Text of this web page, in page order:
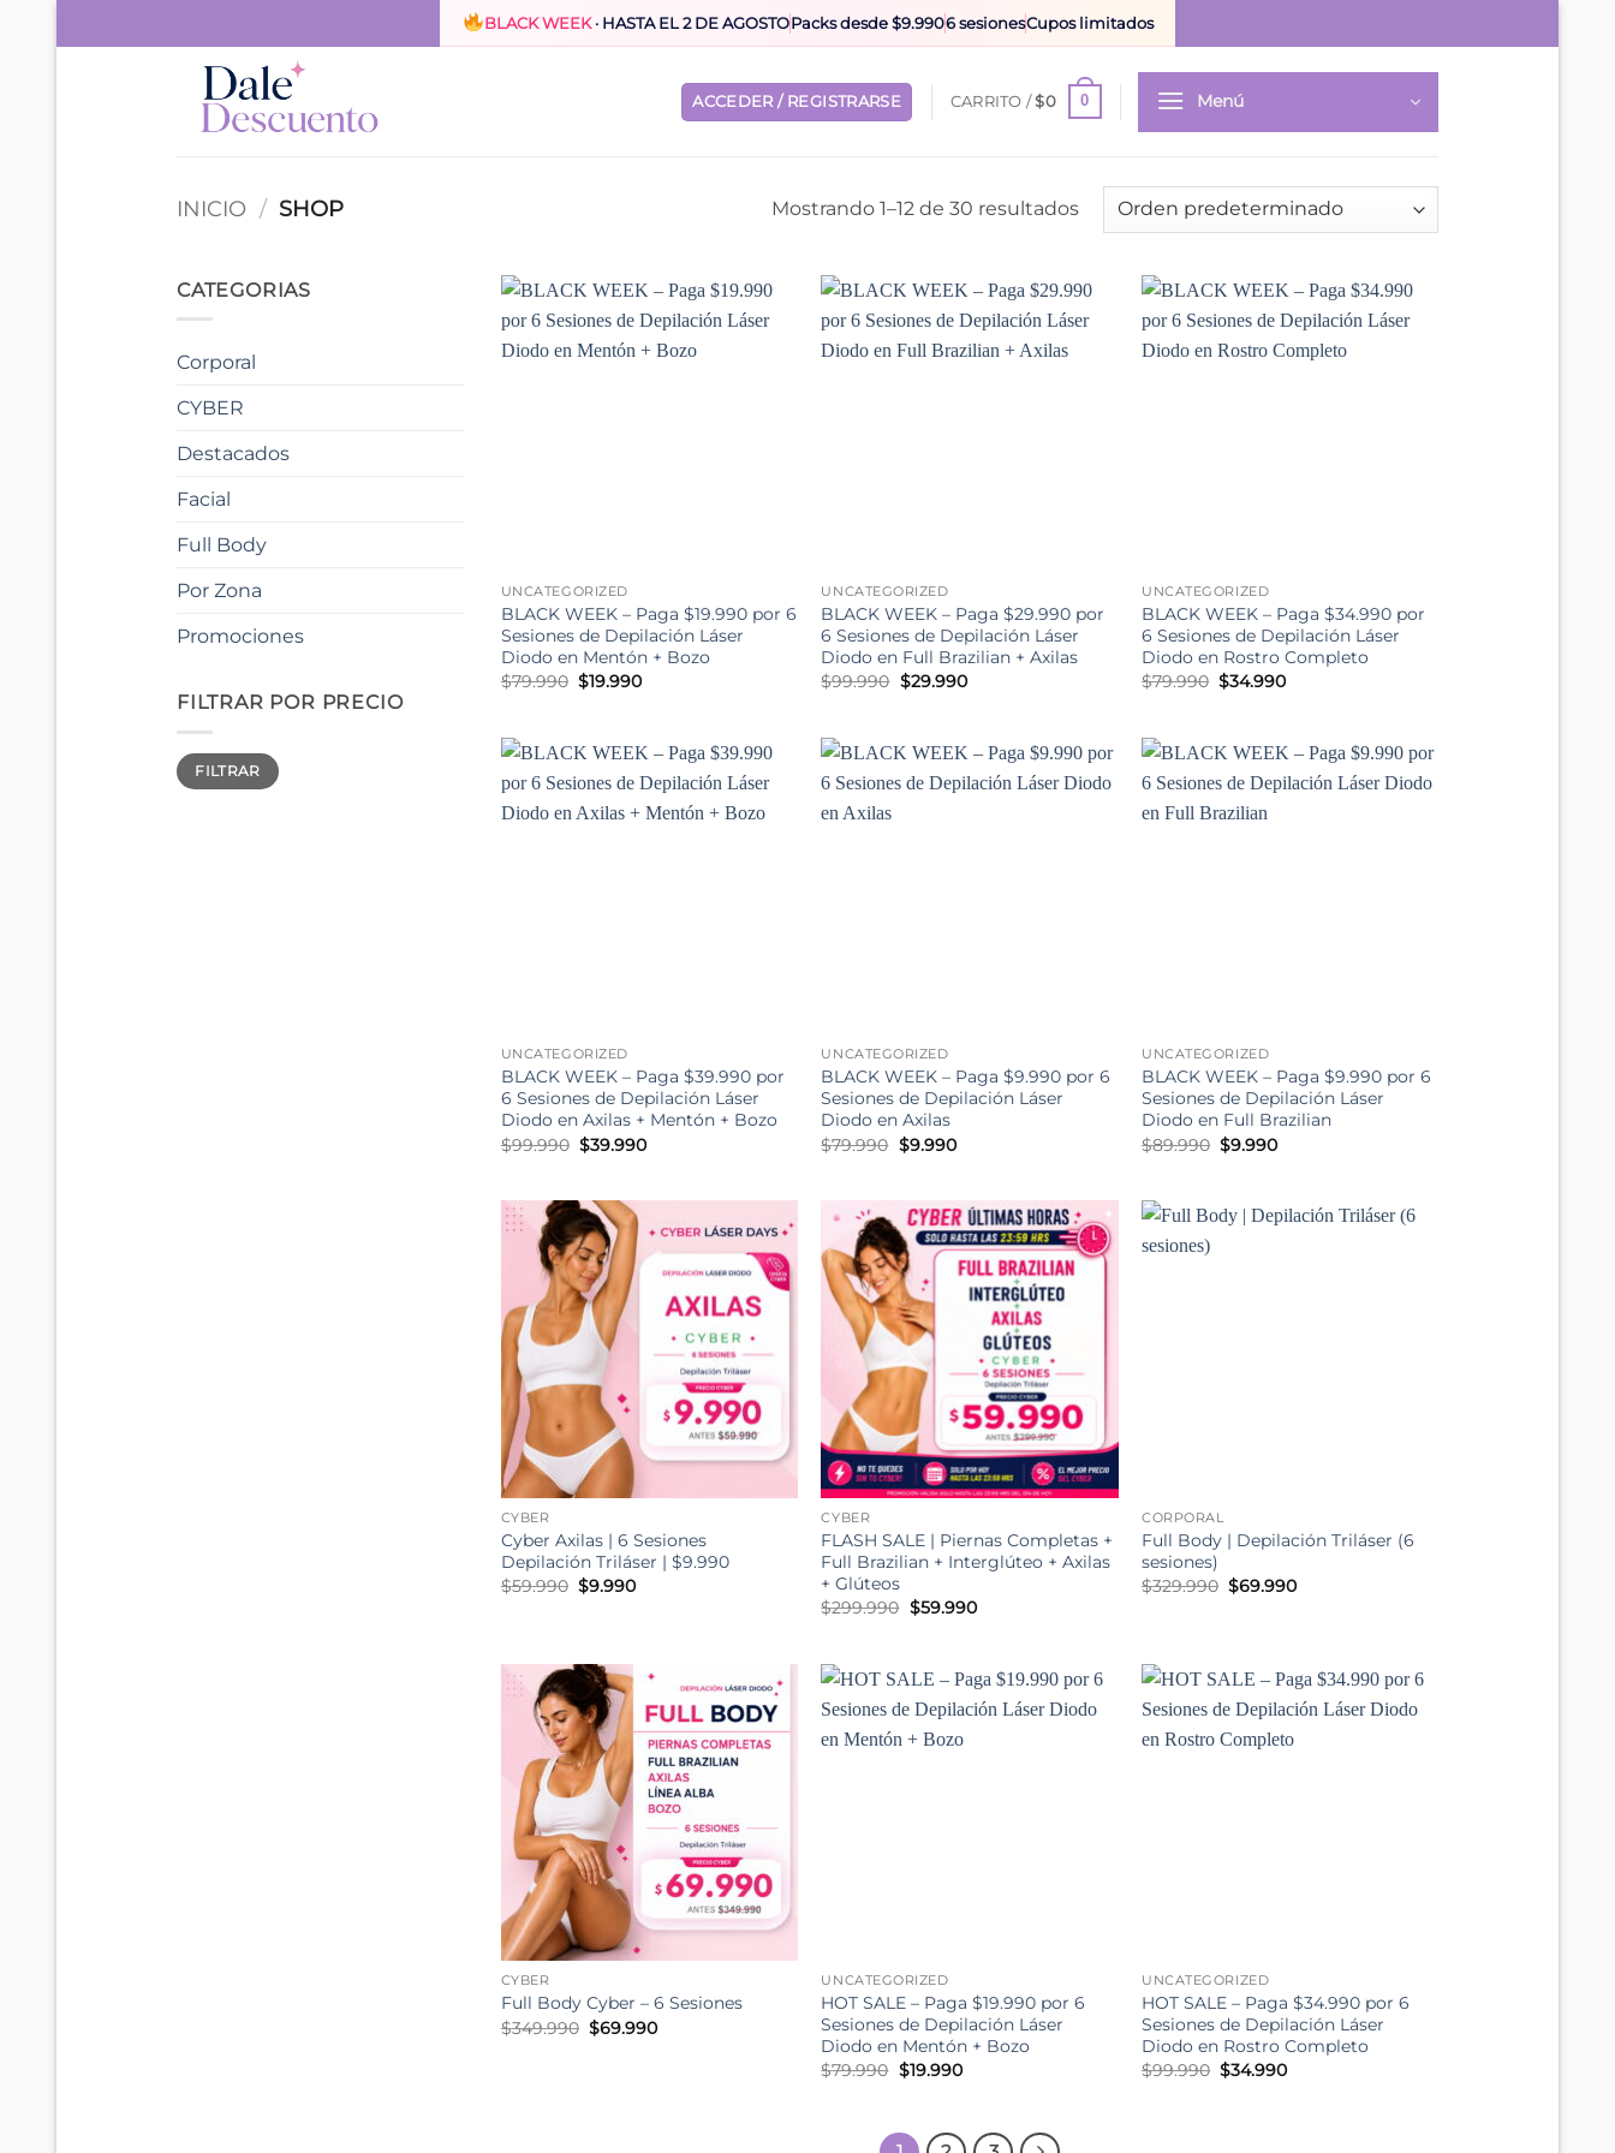
to
BLACK WEEK· HASTA EL 2 DE AGOSTOPacks desde $9.9906 sesionesCupos limitados
ACCEDER / REGISTRARSE CARRITO /$0 0 Menú
INICIO / SHOP Mostrando 1–12 de 30 resultados
CATEGORIAS
Corporal
CYBER
Destacados
Facial
Full Body
Por Zona
Promociones
FILTRAR POR PRECIO
Precio
mínimo
Precio
máximo
FILTRAR
UNCATEGORIZED
BLACK WEEK – Paga $19.990 por 6
Sesiones de Depilación Láser
Diodo en Mentón + Bozo
$79.990 El
$79.990.
$19.990El
$19.990.
UNCATEGORIZED
BLACK WEEK – Paga $29.990 por
6 Sesiones de Depilación Láser
Diodo en Full Brazilian + Axilas
$99.990 El
$99.990.
$29.990El
$29.990.
UNCATEGORIZED
BLACK WEEK – Paga $34.990 por
6 Sesiones de Depilación Láser
Diodo en Rostro Completo
$79.990 El
$79.990.
$34.990El
$34.990.
UNCATEGORIZED
BLACK WEEK – Paga $39.990 por
6 Sesiones de Depilación Láser
Diodo en Axilas + Mentón + Bozo
$99.990 El
precio
$99.990.
$39.990El
UNCATEGORIZED
BLACK WEEK – Paga $9.990 por 6
Sesiones de Depilación Láser
Diodo en Axilas
$79.990 El
precio
$79.990.
$9.990El
$9.990.
UNCATEGORIZED
BLACK WEEK – Paga $9.990 por 6
Sesiones de Depilación Láser
Diodo en Full Brazilian
$89.990 El
precio
$89.990.
$9.990El
$9.990.
CYBER
Cyber Axilas | 6 Sesiones
Depilación Triláser | $9.990
$59.990 El
precio
$9.990El
CYBER
FLASH SALE | Piernas Completas +
Full Brazilian + Interglúteo + Axilas
+ Glúteos
$299.990 El
precio
$299.990.
$59.990El
$59.990.
CORPORAL
Full Body | Depilación Triláser (6
sesiones)
$329.990 El
precio
$69.990El
CYBER
Full Body Cyber – 6 Sesiones
$349.990 El
precio
$69.990El
UNCATEGORIZED
HOT SALE – Paga $19.990 por 6
Sesiones de Depilación Láser
Diodo en Mentón + Bozo
$79.990 El
precio
$79.990.
$19.990El
$19.990.
UNCATEGORIZED
HOT SALE – Paga $34.990 por 6
Sesiones de Depilación Láser
Diodo en Rostro Completo
$99.990 El
precio
$34.990El